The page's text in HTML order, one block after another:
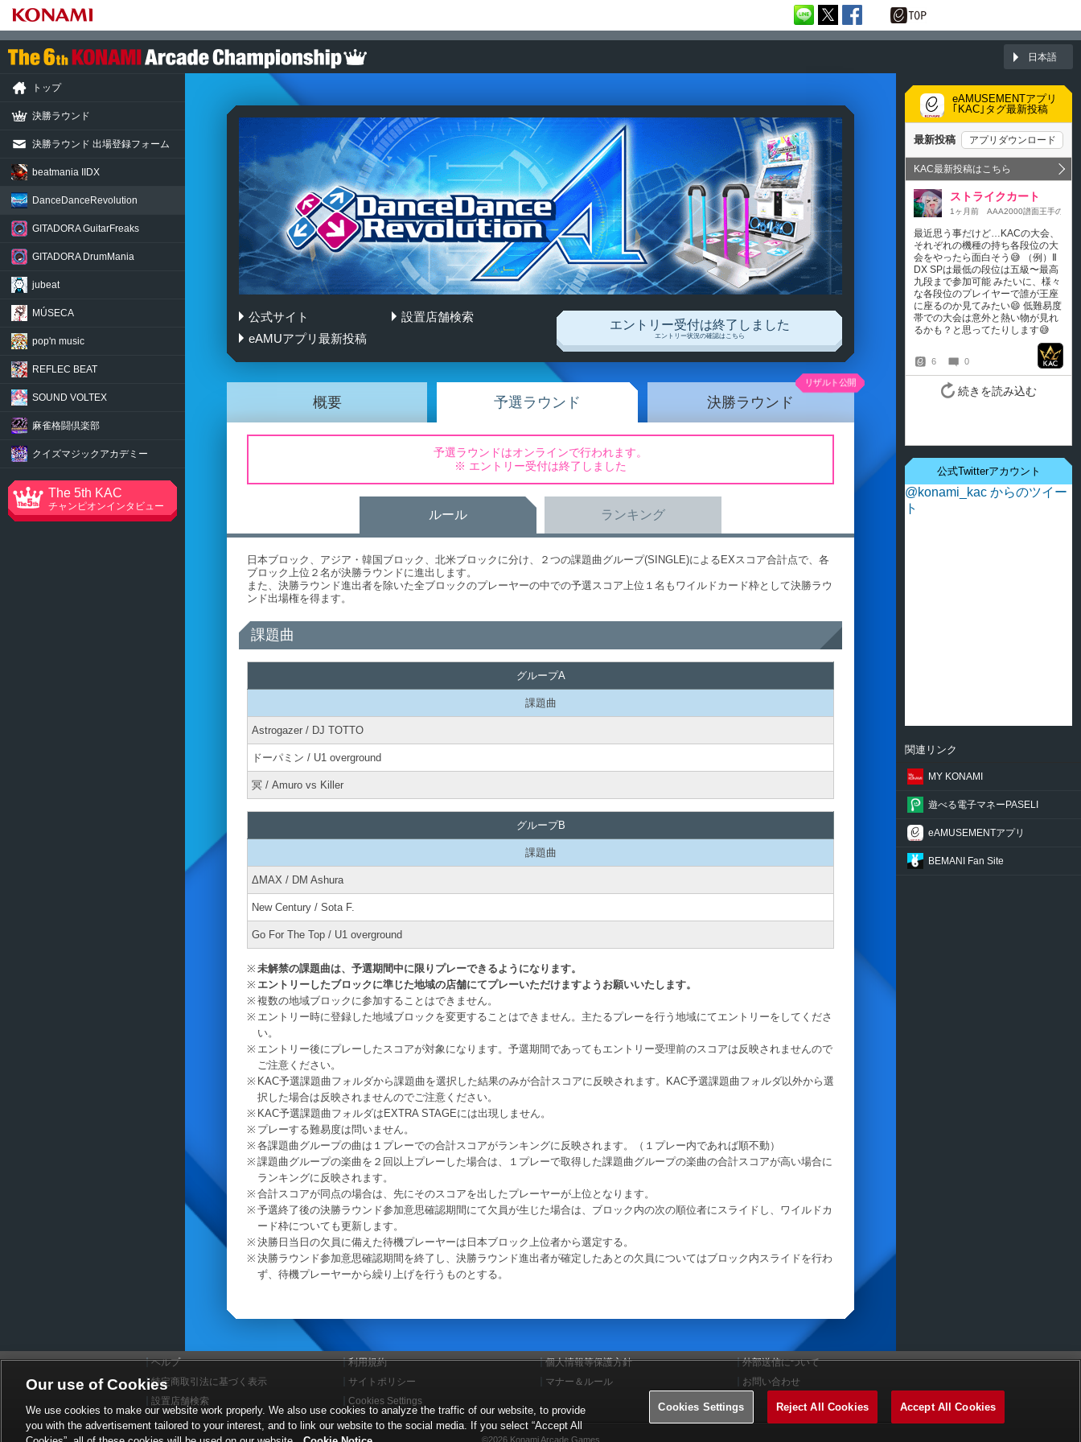
日本語
DanceDanceRevolution A
公式サイト
設置店舗検索
eAMUアプリ最新投稿
エントリー受付は終了しました
エントリー状況の確認はこちら
概要 予選ラウンド 決勝ラウンド
予選ラウンドはオンラインで行われます。
※ エントリー受付は終了しました
ルール ランキング
日本ブロック、アジア・韓国ブロック、北米ブロックに分け、２つの課題曲グループ(SINGLE)によるEXスコア合計点で、各
ブロック上位２名が決勝ラウンドに進出します。
また、決勝ラウンド進出者を除いた全ブロックのプレーヤーの中での予選スコア上位１名もワイルドカード枠として決勝ラウ
ンド出場権を得ます。
課題曲
グループA
課題曲
Astrogazer / DJ TOTTO
ドーパミン / U1 overground
冥 / Amuro vs Killer
グループB
課題曲
ΔMAX / DM Ashura
New Century / Sota F.
Go For The Top / U1 overground
未解禁の課題曲は、予選期間中に限りプレーできるようになります。
エントリーしたブロックに準じた地域の店舗にてプレーいただけますようお願いいたします。
複数の地域ブロックに参加することはできません。
エントリー時に登録した地域ブロックを変更することはできません。主たるプレーを行う地域にてエントリーをしてくださ
い。
エントリー後にプレーしたスコアが対象になります。予選期間であってもエントリー受理前のスコアは反映されませんので
ご注意ください。
KAC予選課題曲フォルダから課題曲を選択した結果のみが合計スコアに反映されます。KAC予選課題曲フォルダ以外から選
択した場合は反映されませんのでご注意ください。
KAC予選課題曲フォルダはEXTRA STAGEには出現しません。
プレーする難易度は問いません。
各課題曲グループの曲は１プレーでの合計スコアがランキングに反映されます。（１プレー内であれば順不動）
課題曲グループの楽曲を２回以上プレーした場合は、１プレーで取得した課題曲グループの楽曲の合計スコアが高い場合に
ランキングに反映されます。
合計スコアが同点の場合は、先にそのスコアを出したプレーヤーが上位となります。
予選終了後の決勝ラウンド参加意思確認期間にて欠員が生じた場合は、ブロック内の次の順位者にスライドし、ワイルドカ
ード枠についても更新します。
決勝日当日の欠員に備えた待機プレーヤーは日本ブロック上位者から選定する。
決勝ラウンド参加意思確認期間を終了し、決勝ラウンド進出者が確定したあとの欠員についてはブロック内スライドを行わ
ず、待機プレーヤーから繰り上げを行うものとする。
トップ
決勝ラウンド
決勝ラウンド 出場登録フォーム
beatmania IIDX
DanceDance Revolution
GITADORAGuitarFreaks
GITADORADrumMania
jubeat
MÚSECA
pop'n music
REFLEC BEAT
SOUND VOLTEX
麻雀格闘倶楽部
クイズマジック アカデミー
The 5th KAC
チャンピオンインタビュー
eAMUSEMENTアプリ
｢KAC｣タグ最新投稿
公式Twitterアカウント
@konami_kac からのツイー
ト
関連リンク
MY KONAMI
遊べる電子マネーPASELI
eAMUSEMENTアプリ
BEMANI Fan Site
ヘルプ 利用規約 個人情報等保護方針
外部送信について
特定商取引法に基づく表示
サイトポリシー マナー＆ルール
お問い合わせ
設置店舗検索
Cookies Settings
©2026 Konami Arcade Games
Our use of Cookies
We use cookies to make our website work properly. We also use cookies to analyze the traffic of our website, to provide
you with the advertisement tailored to your interest, and to link our website to the social media. If you select “Accept All
Cookies Settings Reject All Cookies Accept All Cookies